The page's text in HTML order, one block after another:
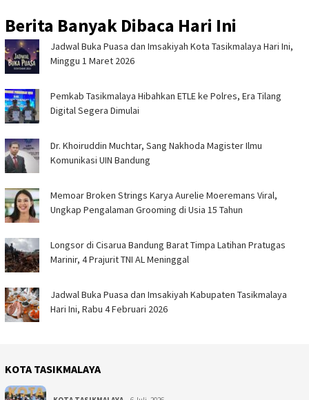
Berita Banyak Dibaca Hari Ini
Jadwal Buka Puasa dan Imsakiyah Kota Tasikmalaya Hari Ini,
Minggu 1 Maret 2026
Pemkab Tasikmalaya Hibahkan ETLE ke Polres, Era Tilang
Digital Segera Dimulai
Dr. Khoiruddin Muchtar, Sang Nakhoda Magister Ilmu
Komunikasi UIN Bandung
Memoar Broken Strings Karya Aurelie Moeremans Viral,
Ungkap Pengalaman Grooming di Usia 15 Tahun
Longsor di Cisarua Bandung Barat Timpa Latihan Pra­tugas
Marinir, 4 Prajurit TNI AL Meninggal
Jadwal Buka Puasa dan Imsakiyah Kabupaten Tasikmalaya
Hari Ini, Rabu 4 Februari 2026
KOTA TASIKMALAYA